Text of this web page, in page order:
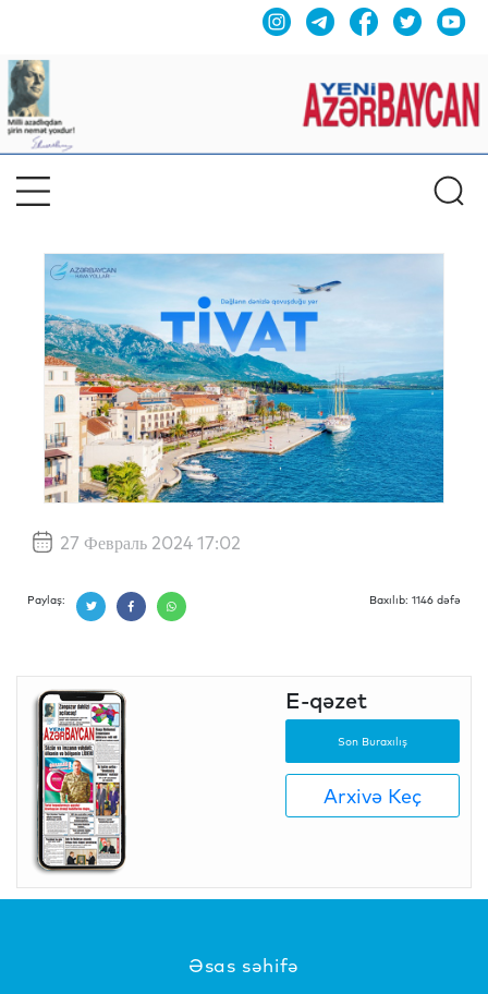
27 Февраль 2024 17:02
Paylaş: Baxılıb: 1146 dəfə
E-qəzet
Son Buraxılış
Arxivə Keç
Əsas səhifə